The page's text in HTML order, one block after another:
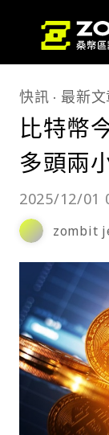
快訊 最新文
比特幣
多頭兩
2025/12/01
zombit